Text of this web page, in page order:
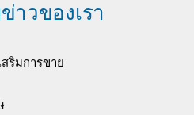
าวของเรา
ริมการขาย